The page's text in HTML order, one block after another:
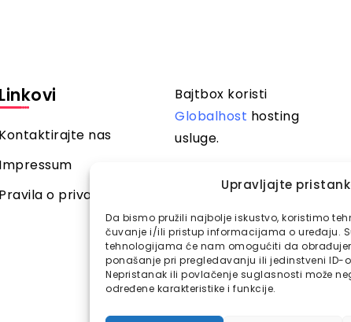
Upravljajte
Da bismo pružili najbolje iskustvo, koristimo
čuvanje i/ili pristup informacijama o uređaju.
tehnologijama će nam omogućiti da
ponašanje pri pregledavanju ili jedinstveni ID-
Nepristanak ili povlačenje suglasnosti može
određene karakteristike i funkcije.
Linkovi
Kontaktirajte nas
Impressum
Pravila o privatnosti
Bajtbox koristi
Globalhost hosting
usluge.